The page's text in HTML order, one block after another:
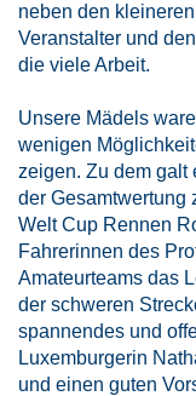
neben den
Veranstalter und
die viele Arbeit.
Unsere Mädels
wenigen
zeigen. Zu dem galt
der Gesamtwertung
Welt Cup Rennen
Fahrerinnen des
Amateurteams das
der schweren
spannendes und
Luxemburgerin
und einen guten